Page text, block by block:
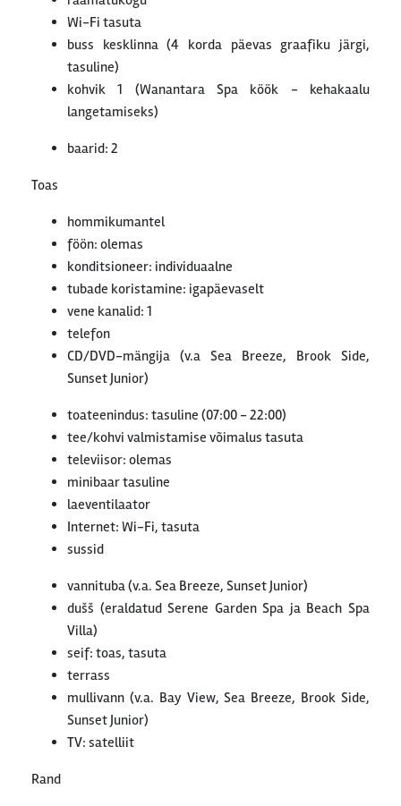
Wi-Fi tasuta
buss kesklinna (4 korda päevas graafiku järgi,
tasuline)
kohvik 1 (Wanantara Spa köök - kehakaalu
langetamiseks)
baarid: 2
Toas
hommikumantel
föön: olemas
konditsioneer: individuaalne
tubade koristamine: igapäevaselt
vene kanalid: 1
telefon
CD/DVD-mängija (v.a Sea Breeze, Brook Side,
Sunset Junior)
toateenindus: tasuline (07:00 - 22:00)
tee/kohvi valmistamise võimalus tasuta
televiisor: olemas
minibaar tasuline
laeventilaator
Internet: Wi-Fi, tasuta
sussid
vannituba (v.a. Sea Breeze, Sunset Junior)
dušš (eraldatud Serene Garden Spa ja Beach Spa
Villa)
seif: toas, tasuta
terrass
mullivann (v.a. Bay View, Sea Breeze, Brook Side,
Sunset Junior)
TV: satelliit
Rand